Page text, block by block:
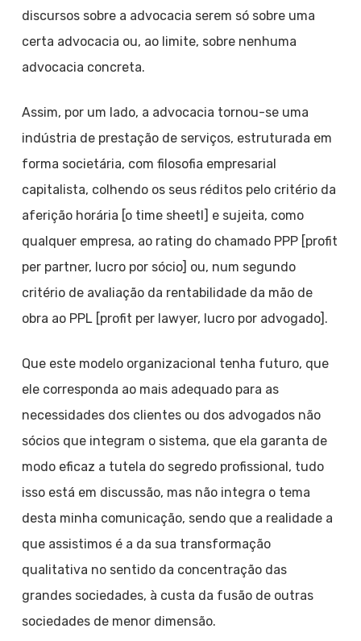
discursos sobre a advocacia serem só sobre uma
certa advocacia ou, ao limite, sobre nenhuma
advocacia concreta.
Assim, por um lado, a advocacia tornou-se uma
indústria de prestação de serviços, estruturada em
forma societária, com filosofia empresarial
capitalista, colhendo os seus réditos pelo critério da
aferição horária [o time sheetI] e sujeita, como
qualquer empresa, ao rating do chamado PPP [profit
per partner, lucro por sócio] ou, num segundo
critério de avaliação da rentabilidade da mão de
obra ao PPL [profit per lawyer, lucro por advogado].
Que este modelo organizacional tenha futuro, que
ele corresponda ao mais adequado para as
necessidades dos clientes ou dos advogados não
sócios que integram o sistema, que ela garanta de
modo eficaz a tutela do segredo profissional, tudo
isso está em discussão, mas não integra o tema
desta minha comunicação, sendo que a realidade a
que assistimos é a da sua transformação
qualitativa no sentido da concentração das
grandes sociedades, à custa da fusão de outras
sociedades de menor dimensão.